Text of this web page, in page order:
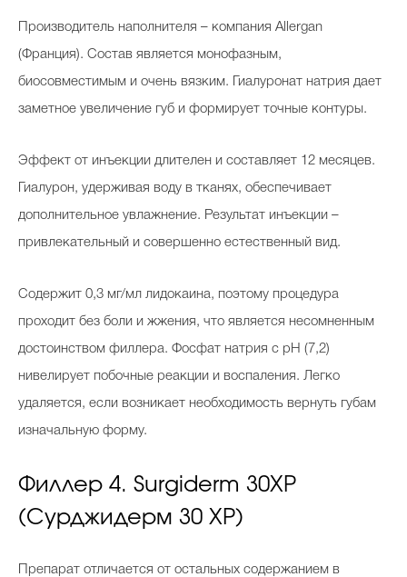
Производитель наполнителя – компания Allergan
(Франция). Состав является монофазным,
биосовместимым и очень вязким. Гиалуронат натрия дает
заметное увеличение губ и формирует точные контуры.
Эффект от инъекции длителен и составляет 12 месяцев.
Гиалурон, удерживая воду в тканях, обеспечивает
дополнительное увлажнение. Результат инъекции –
привлекательный и совершенно естественный вид.
Содержит 0,3 мг/мл лидокаина, поэтому процедура
проходит без боли и жжения, что является несомненным
достоинством филлера. Фосфат натрия с pH (7,2)
нивелирует побочные реакции и воспаления. Легко
удаляется, если возникает необходимость вернуть губам
изначальную форму.
Филлер 4. Surgiderm 30XP
(Сурджидерм 30 XP)
Препарат отличается от остальных содержанием в